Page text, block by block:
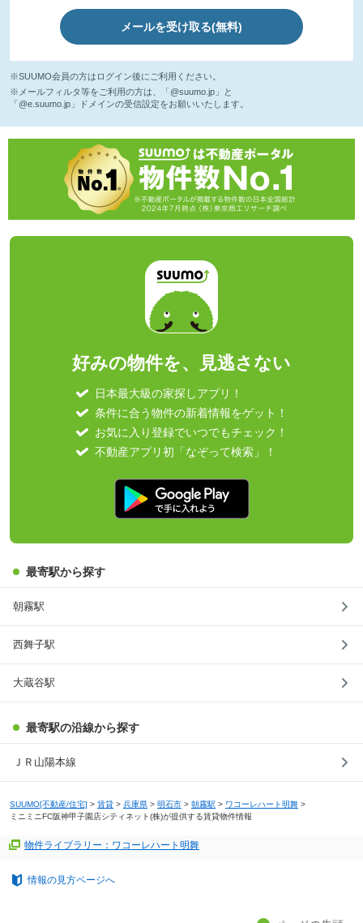
メールを受け取る(無料)
※SUUMO会員の方はログイン後にご利用ください。
※メールフィルタ等をご利用の方は、「@suumo.jp」と
「@e.suumo.jp」ドメインの受信設定をお願いいたします。
好みの物件を、見逃さない
日本最大級の家探しアプリ！
条件に合う物件の新着情報をゲット！
お気に入り登録でいつでもチェック！
不動産アプリ初「なぞって検索」！
最寄駅から探す
朝霧駅
西舞子駅
大蔵谷駅
最寄駅の沿線から探す
ＪＲ山陽本線
SUUMO[不動産/住宅] > 賃貸 > 兵庫県 > 明石市 > 朝霧駅 > ワコーレハート明舞 >
ミニミニFC阪神甲子園店シティネット(株)が提供する賃貸物件情報
物件ライブラリー：ワコーレハート明舞
情報の見方ページへ